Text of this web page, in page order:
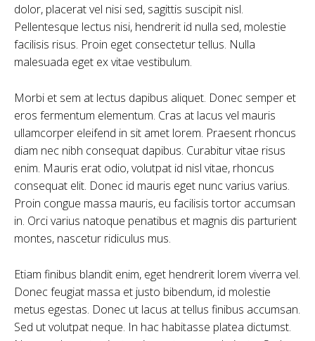
dolor, placerat vel nisi sed, sagittis suscipit nisl.
Pellentesque lectus nisi, hendrerit id nulla sed, molestie
facilisis risus. Proin eget consectetur tellus. Nulla
malesuada eget ex vitae vestibulum.
Morbi et sem at lectus dapibus aliquet. Donec semper et
eros fermentum elementum. Cras at lacus vel mauris
ullamcorper eleifend in sit amet lorem. Praesent rhoncus
diam nec nibh consequat dapibus. Curabitur vitae risus
enim. Mauris erat odio, volutpat id nisl vitae, rhoncus
consequat elit. Donec id mauris eget nunc varius varius.
Proin congue massa mauris, eu facilisis tortor accumsan
in. Orci varius natoque penatibus et magnis dis parturient
montes, nascetur ridiculus mus.
Etiam finibus blandit enim, eget hendrerit lorem viverra vel.
Donec feugiat massa et justo bibendum, id molestie
metus egestas. Donec ut lacus at tellus finibus accumsan.
Sed ut volutpat neque. In hac habitasse platea dictumst.